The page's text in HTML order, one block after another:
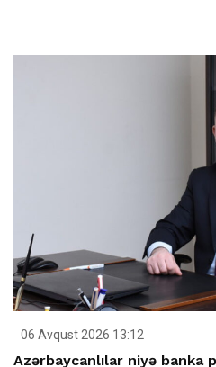
06 Avqust 2026 13:12
Azərbaycanlılar niyə banka